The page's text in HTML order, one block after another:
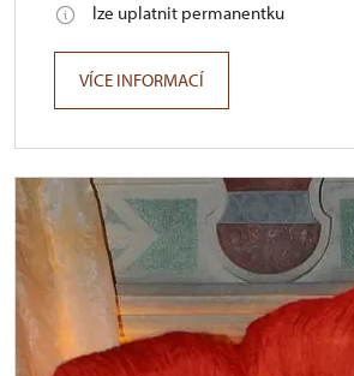
lze uplatnit permanentku
VÍCE INFORMACÍ